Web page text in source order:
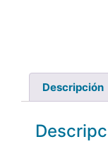
Descripción